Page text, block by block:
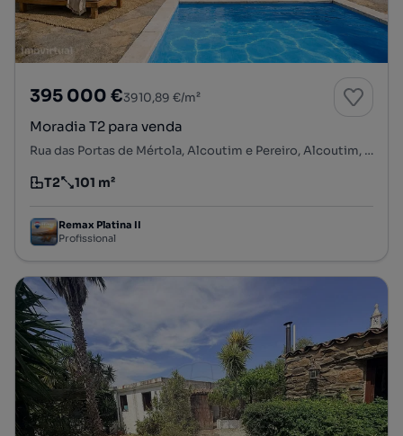
395 000 €3910,89 €/m²
Moradia T2 para venda
Rua das Portas de Mértola, Alcoutim e Pereiro, Alcoutim, Faro
Tipologia
T2
Preço por metro quadrado
101 m²
Remax Platina II
Profissional